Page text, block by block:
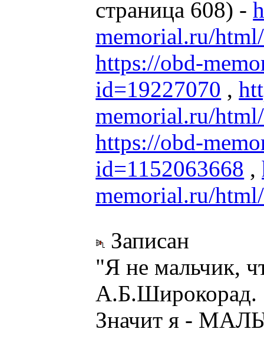
страница 608) -
memorial.ru/
https://obd-
id=19227070 ,
memorial.ru/
https://obd-
id=1152063668 ,
memorial.ru/
Записан
"Я не мальчик,
А.Б.Широкорад.
Значит я -